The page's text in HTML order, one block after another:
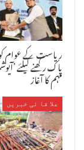
ریاست کے عوام
پاک رکھنے کیلئے
مہم کا آغاز
علا قا ئی خبریں